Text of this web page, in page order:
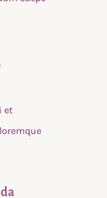
et